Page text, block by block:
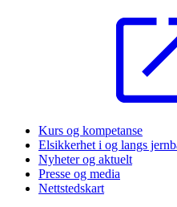
Kurs og kompetanse
Elsikkerhet i og langs
Nyheter og aktuelt
Presse og media
Nettstedskart